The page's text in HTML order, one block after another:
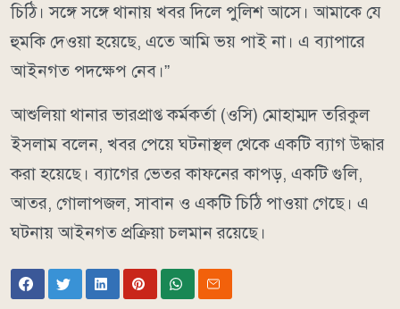
চিঠি। সঙ্গে সঙ্গে থানায় খবর দিলে পুলিশ আসে। আমাকে যে
হুমকি দেওয়া হয়েছে, এতে আমি ভয় পাই না। এ ব্যাপারে
আইনগত পদক্ষেপ নেব।”
আশুলিয়া থানার ভারপ্রাপ্ত কর্মকর্তা (ওসি) মোহাম্মদ তরিকুল
ইসলাম বলেন, খবর পেয়ে ঘটনাস্থল থেকে একটি ব্যাগ উদ্ধার
করা হয়েছে। ব্যাগের ভেতর কাফনের কাপড়, একটি গুলি,
আতর, গোলাপজল, সাবান ও একটি চিঠি পাওয়া গেছে। এ
ঘটনায় আইনগত প্রক্রিয়া চলমান রয়েছে।